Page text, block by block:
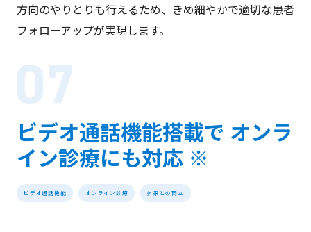
方向のやりとりも行えるため、きめ細やかで適切な患者
フォローアップが実現します。
ビデオ通話機能搭載で オンラ
イン診療にも対応 ※
ビデオ通話機能 オンライン診療 外来との両立